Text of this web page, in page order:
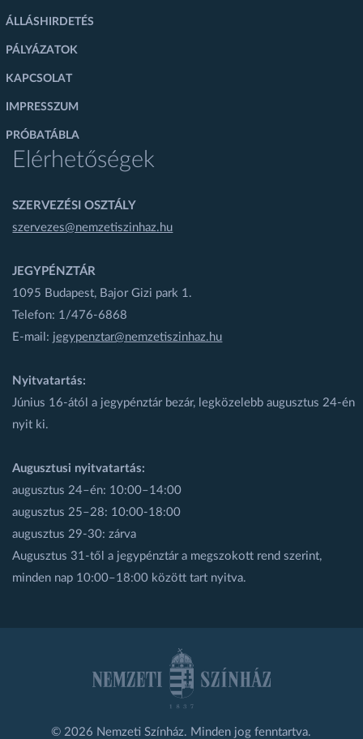
ÁLLÁSHIRDETÉS
PÁLYÁZATOK
KAPCSOLAT
IMPRESSZUM
PRÓBATÁBLA
Elérhetőségek
SZERVEZÉSI OSZTÁLY
szervezes@nemzetiszinhaz.hu
JEGYPÉNZTÁR
1095 Budapest, Bajor Gizi park 1.
Telefon: 1/476-6868
E-mail: jegypenztar@nemzetiszinhaz.hu
Nyitvatartás:
Június 16-ától a jegypénztár bezár, legközelebb augusztus 24-én
nyit ki.
Augusztusi nyitvatartás:
augusztus 24–én: 10:00–14:00
augusztus 25–28: 10:00-18:00
augusztus 29-30: zárva
Augusztus 31-től a jegypénztár a megszokott rend szerint,
minden nap 10:00–18:00 között tart nyitva.
© 2026 Nemzeti Színház. Minden jog fenntartva.